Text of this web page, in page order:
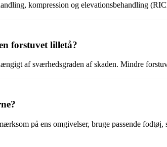
kompression og elevationsbehandling
forstuvet lilletå?
af sværhedsgraden af skaden. Mindre
på ens omgivelser, bruge passende